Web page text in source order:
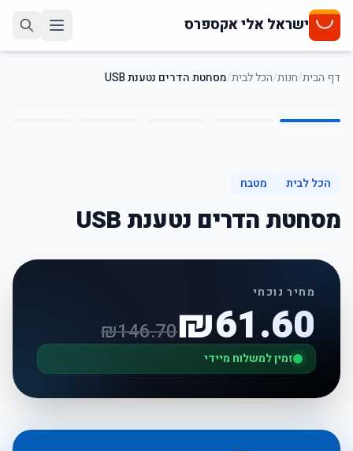
ישראל אלי אקספרס
דף הבית/חנות/הכל לבית/מסחטת הדרים נטענת USB
1
/
5
הכל לבית מטבח
מסחטת הדרים נטענת USB
מחיר נוכחי
₪61.60
₪146.70
זמין למשלוח מיידי